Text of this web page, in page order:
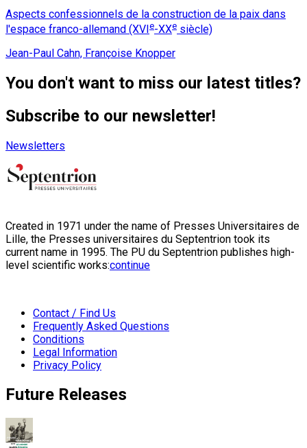
Aspects confessionnels de la construction de la paix dans
l'espace franco-allemand (XVIe-XXe siècle)
Jean-Paul Cahn, Françoise Knopper
You don't want to miss our latest titles?
Subscribe to our newsletter!
Newsletters
Created in 1971 under the name of Presses Universitaires de
Lille, the Presses universitaires du Septentrion took its
current name in 1995. The PU du Septentrion publishes high-
level scientific works:continue
Contact / Find Us
Frequently Asked Questions
Conditions
Legal Information
Privacy Policy
Future Releases